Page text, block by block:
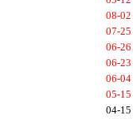
08-02
07-25
06-26
06-23
06-04
05-15
04-15